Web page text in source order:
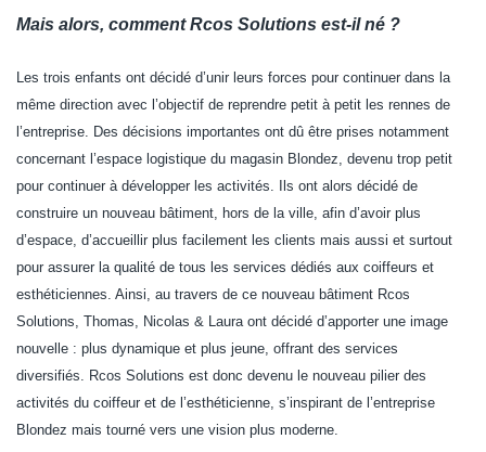
Mais alors, comment Rcos Solutions est-il né ?
Les trois enfants ont décidé d’unir leurs forces pour continuer dans la
même direction avec l’objectif de reprendre petit à petit les rennes de
l’entreprise. Des décisions importantes ont dû être prises notamment
concernant l’espace logistique du magasin Blondez, devenu trop petit
pour continuer à développer les activités. Ils ont alors décidé de
construire un nouveau bâtiment, hors de la ville, afin d’avoir plus
d’espace, d’accueillir plus facilement les clients mais aussi et surtout
pour assurer la qualité de tous les services dédiés aux coiffeurs et
esthéticiennes. Ainsi, au travers de ce nouveau bâtiment Rcos
Solutions, Thomas, Nicolas & Laura ont décidé d’apporter une image
nouvelle : plus dynamique et plus jeune, offrant des services
diversifiés. Rcos Solutions est donc devenu le nouveau pilier des
activités du coiffeur et de l’esthéticienne, s’inspirant de l’entreprise
Blondez mais tourné vers une vision plus moderne.